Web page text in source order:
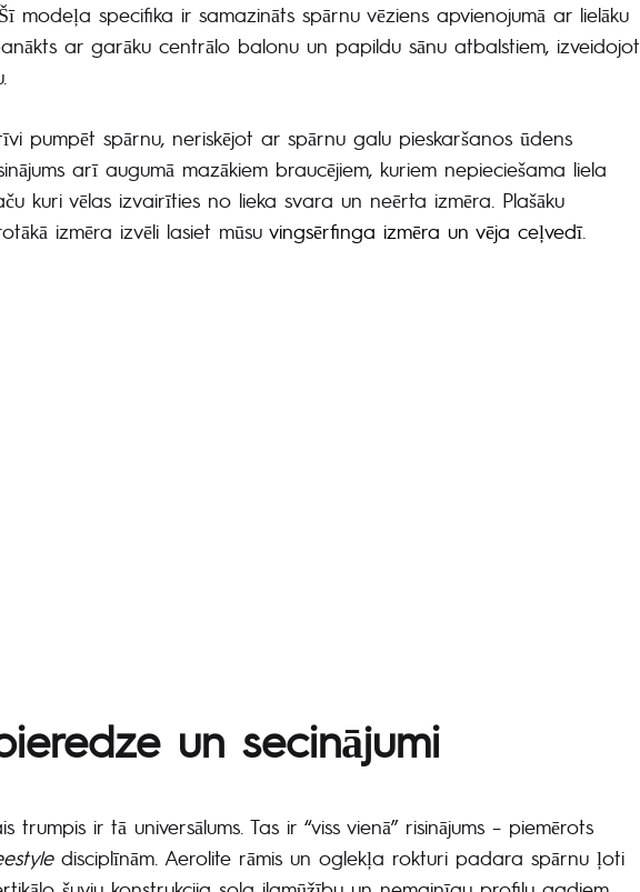
modeļa specifika ir samazināts spārnu vēziens apvienojumā ar lielāku
ar garāku centrālo balonu un papildu sānu atbalstiem, izveidojot
pumpēt spārnu, neriskējot ar spārnu galu pieskaršanos ūdens
arī augumā mazākiem braucējiem, kuriem nepieciešama liela
kuri vēlas izvairīties no lieka svara un neērta izmēra. Plašāku
izmēra izvēli lasiet mūsu vingsērfinga izmēra un vēja ceļvedī.
un secinājumi
trumpis ir tā universālums. Tas ir “viss vienā” risinājums – piemērots
disciplīnām. Aerolite rāmis un oglekļa rokturi padara spārnu ļoti